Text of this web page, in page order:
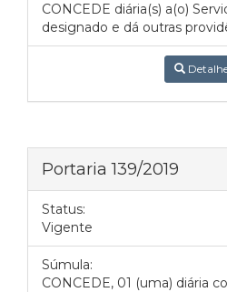
CONCEDE diária(s) a(o)
designado e dá outras
Portaria 139/2019
Status:
Vigente
Súmula:
CONCEDE, 01 (uma) diária